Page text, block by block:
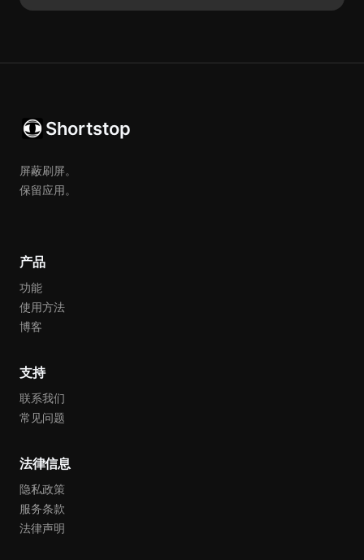
Shortstop
屏蔽刷屏。
保留应用。
产品
功能
使用方法
博客
支持
联系我们
常见问题
法律信息
隐私政策
服务条款
法律声明